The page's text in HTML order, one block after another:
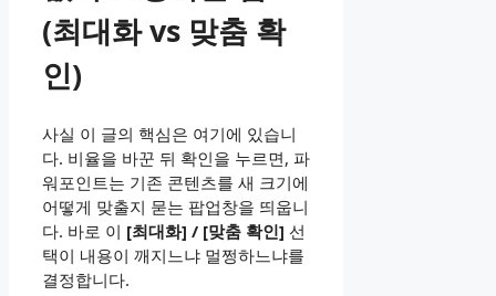
(최대화 vs 맞춤 확
인)
사실 이 글의 핵심은 여기에 있습니
다. 비율을 바꾼 뒤 확인을 누르면, 파
워포인트는 기존 콘텐츠를 새 크기에
어떻게 맞출지 묻는 팝업창을 띄웁니
다. 바로 이 [최대화] / [맞춤 확인] 선
택이 내용이 깨지느냐 멀쩡하느냐를
결정합니다.